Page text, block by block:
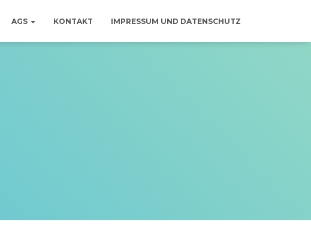
AGS KONTAKT IMPRESSUM UND DATENSCHUTZ